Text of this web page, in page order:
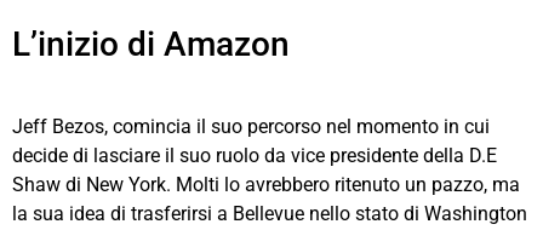
L’inizio di Amazon
Jeff Bezos, comincia il suo percorso nel momento in cui
decide di lasciare il suo ruolo da vice presidente della D.E
Shaw di New York. Molti lo avrebbero ritenuto un pazzo, ma
la sua idea di trasferirsi a Bellevue nello stato di Washington